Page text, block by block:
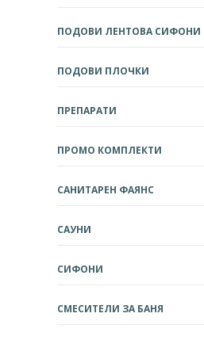
ПОДОВИ ЛЕНТОВА СИФОНИ
ПОДОВИ ПЛОЧКИ
ПРЕПАРАТИ
ПРОМО КОМПЛЕКТИ
САНИТАРЕН ФАЯНС
САУНИ
СИФОНИ
СМЕСИТЕЛИ ЗА БАНЯ